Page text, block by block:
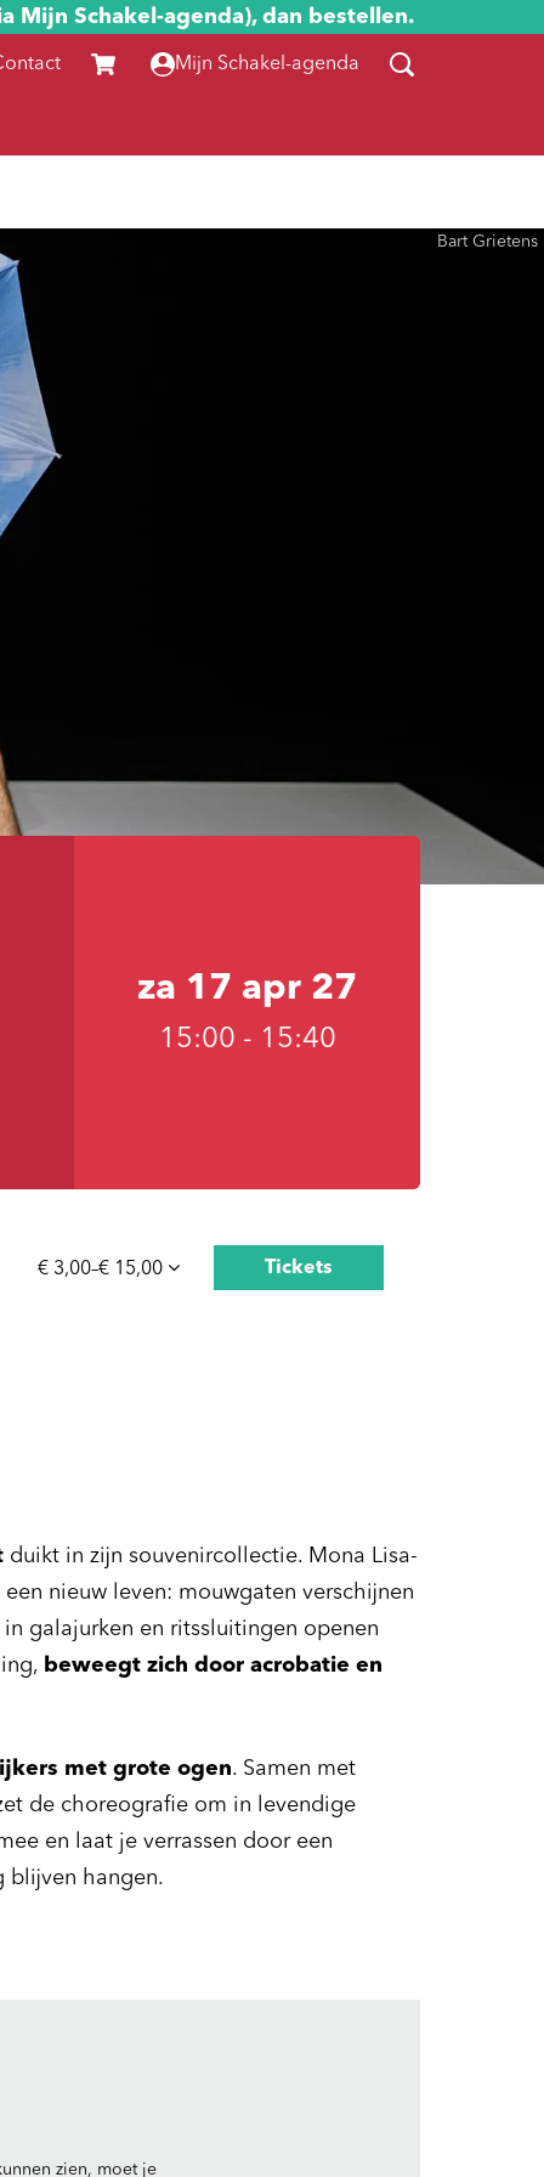
Mijn Schakel-agenda), dan bestellen.
Mijn Schakel-agenda
Bart Grietens
za 17 apr 27
15:00 - 15:40
€ 3,00–€ 15,00 Tickets
duikt in zijn souvenircollectie. Mona Lisa-
nieuw leven: mouwgaten verschijnen
galajurken en ritssluitingen openen
beweegt zich door acrobatie en
met grote ogen. Samen met
de choreografie om in levendige
en laat je verrassen door een
blijven hangen.
zien, moet je